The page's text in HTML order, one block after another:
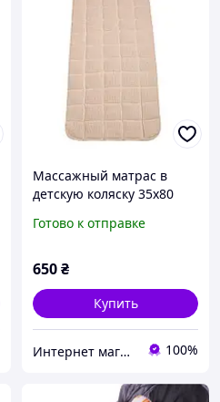
Массажный матрас в
детскую коляску 35х80
Готово к отправке
650₴
Купить
Интернет магазин "Matrolinen" 100%